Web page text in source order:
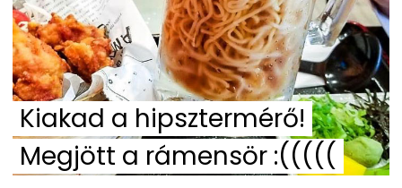
Kiakad a hipsztermérő!
Megjött a rámensör :(((((